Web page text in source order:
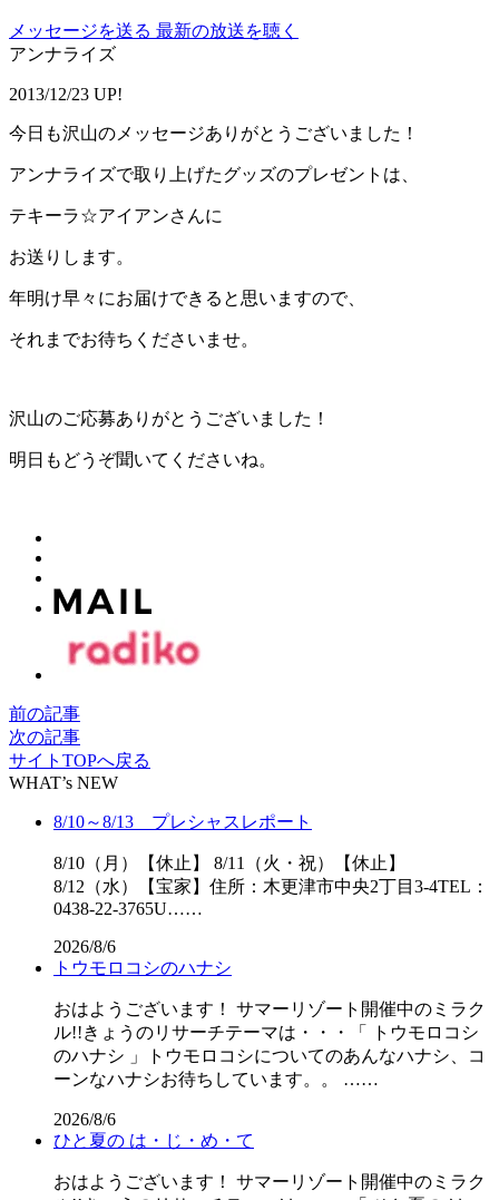
メッセージを送る 最新の放送を聴く
アンナライズ
2013/12/23 UP!
今日も沢山のメッセージありがとうございました！
アンナライズで取り上げたグッズのプレゼントは、
テキーラ☆アイアンさんに
お送りします。
年明け早々にお届けできると思いますので、
それまでお待ちくださいませ。
沢山のご応募ありがとうございました！
明日もどうぞ聞いてくださいね。
前の記事
次の記事
サイトTOPへ戻る
WHAT’s NEW
8/10～8/13 プレシャスレポート
8/10（月）【休止】 8/11（火・祝）【休止】
8/12（水）【宝家】住所：木更津市中央2丁目3-4TEL：
0438-22-3765U……
2026/8/6
トウモロコシのハナシ
おはようございます！ サマーリゾート開催中のミラク
ル!!きょうのリサーチテーマは・・・「 トウモロコシ
のハナシ 」トウモロコシについてのあんなハナシ、コ
ーンなハナシお待ちしています。。 ……
2026/8/6
ひと夏の は・じ・め・て
おはようございます！ サマーリゾート開催中のミラク